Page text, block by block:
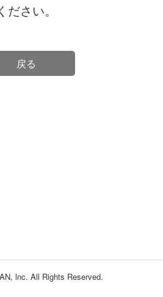
ださい。
戻る
lnc. All Rights Reserved.